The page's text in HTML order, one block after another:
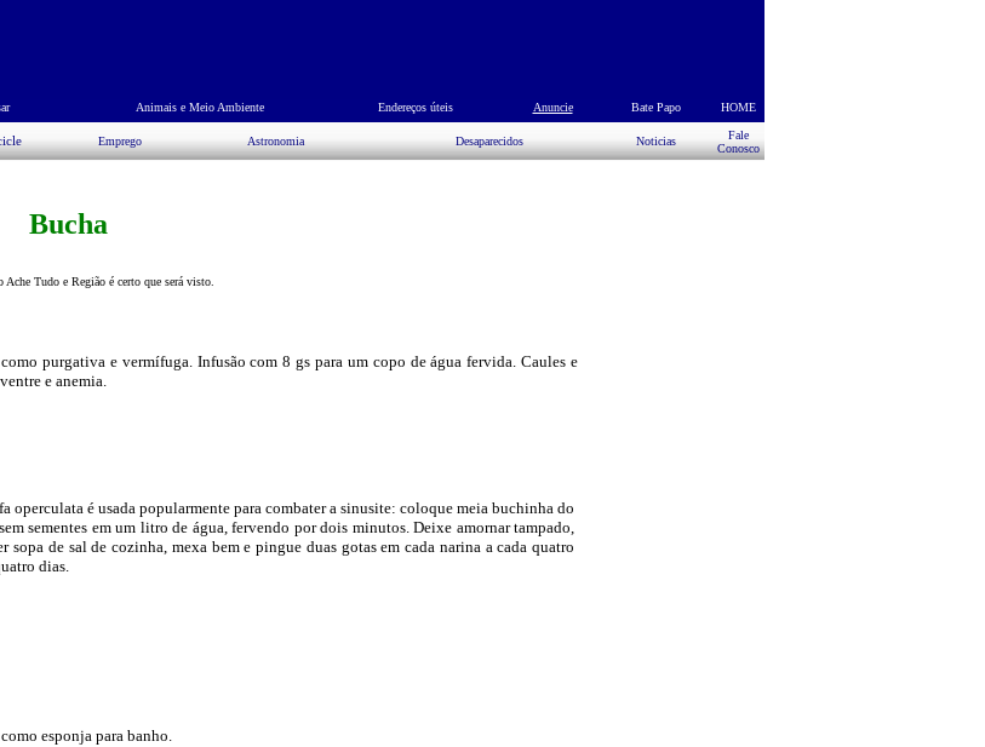
Animais e Meio Ambiente Endereços úteis Anuncie Bate Papo HOME
Emprego Astronomia Desaparecidos Noticias
Fale
Conosco
Bucha
Ache Tudo e Região é certo que será visto.
purgativa e vermífuga. Infusão com 8 gs para um copo de água fervida. Caules e
e anemia.
operculata é usada popularmente para combater a sinusite: coloque meia buchinha do
sementes em um litro de água, fervendo por dois minutos. Deixe amornar tampado,
sopa de sal de cozinha, mexa bem e pingue duas gotas em cada narina a cada quatro
dias.
esponja para banho.